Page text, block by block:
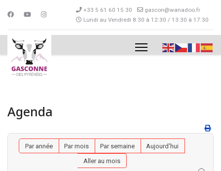
+33 5 61 60 15 30
gascon@wanadoo.fr
Lundi au Vendredi 8:30 à 12:30 / 13:30 à 17:30
Agenda
Par année Par mois Par semaine
Aujourd'hui
Aller au mois